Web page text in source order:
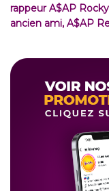
rappeur A$AP
ancien ami, A$AP